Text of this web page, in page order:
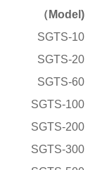
（Model)
SGTS-10
SGTS-20
SGTS-60
SGTS-100
SGTS-200
SGTS-300